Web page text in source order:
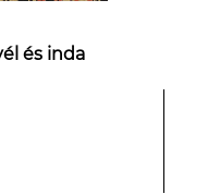
és inda